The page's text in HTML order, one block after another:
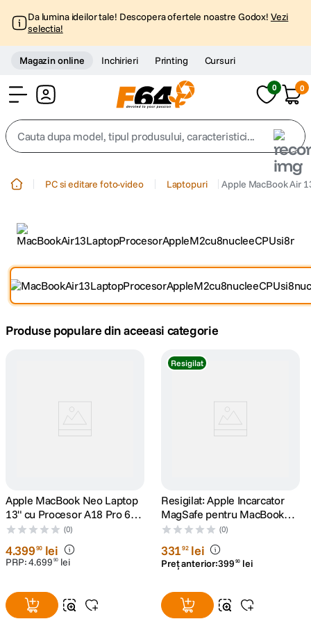
Da lumina ideilor tale! Descopera ofertele noastre Godox! Vezi
selectia!
Magazin online Inchirieri Printing Cursuri
0 0
Cauta dupa model, tipul produsului, caracteristici...
2 . trepied
4. peak design
canon sx740 hs
sony fx
card memorie
10. dji osmo
PC si editare foto-video Laptopuri Apple MacBook Air
Produse populare din aceeasi categorie
Apple MacBook Neo Laptop
13" cu Procesor A18 Pro 6
nuclee CPU si 5 nuclee GPU
8GB RAM 512GB SSD Blush
(0)
4.39990 lei
PRP:4.699 90 lei
Resigilat
Resigilat: Apple Incarcator
MagSafe pentru MacBook
Pro 15" si 17" 85W Alb -
RS125074040-1
(0)
33192 lei
Preț anterior:399 90 lei